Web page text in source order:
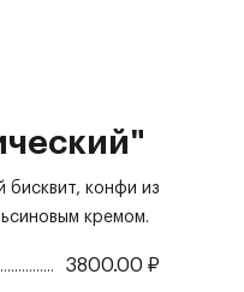
бисквит, конфи из
кремом.
3800.00 ₽